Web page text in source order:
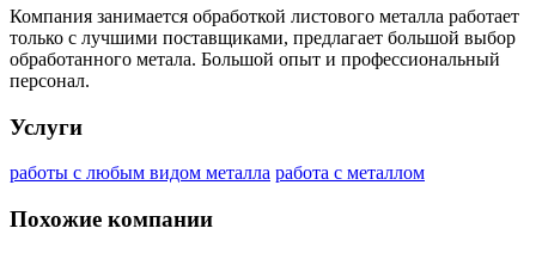
Компания занимается обработкой листового металла работает
только с лучшими поставщиками, предлагает большой выбор
обработанного метала. Большой опыт и профессиональный
персонал.
Услуги
работы с любым видом металла работа с металлом
Похожие компании